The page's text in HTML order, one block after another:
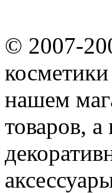
© 2007-
нашем
товаров,